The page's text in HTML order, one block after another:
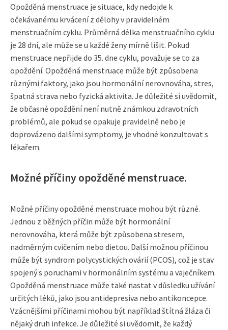
Opožděná menstruace je situace, kdy nedojde k
očekávanému krvácení z dělohy v pravidelném
menstruačním cyklu. Průměrná délka menstruačního cyklu
je 28 dní, ale může se u každé ženy mírně lišit. Pokud
menstruace nepřijde do 35. dne cyklu, považuje se to za
opoždění. Opožděná menstruace může být způsobena
různými faktory, jako jsou hormonální nerovnováha, stres,
špatná strava nebo fyzická aktivita. Je důležité si uvědomit,
že občasné opoždění není nutně známkou zdravotních
problémů, ale pokud se opakuje pravidelně nebo je
doprovázeno dalšími symptomy, je vhodné konzultovat s
lékařem.
Možné příčiny opožděné menstruace.
Možné příčiny opožděné menstruace mohou být různé.
Jednou z běžných příčin může být hormonální
nerovnováha, která může být způsobena stresem,
nadměrným cvičením nebo dietou. Další možnou příčinou
může být syndrom polycystických ovárií (PCOS), což je stav
spojený s poruchami v hormonálním systému a vaječníkem.
Opožděná menstruace může také nastat v důsledku užívání
určitých léků, jako jsou antidepresiva nebo antikoncepce.
Vzácnějšími příčinami mohou být například štítná žláza či
nějaký druh infekce. Je důležité si uvědomit, že každý